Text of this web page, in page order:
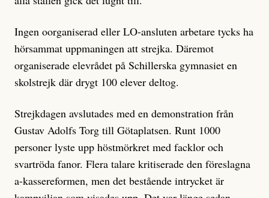
Ingen oorganiserad eller LO-ansluten arbetare tycks ha
hörsammat uppmaningen att strejka. Däremot
organiserade elevrådet på Schillerska gymnasiet en
skolstrejk där drygt 100 elever deltog.
Strejkdagen avslutades med en demonstration från
Gustav Adolfs Torg till Götaplatsen. Runt 1000
personer lyste upp höstmörkret med facklor och
svartröda fanor. Flera talare kritiserade den föreslagna
a-kassereformen, men det bestående intrycket är